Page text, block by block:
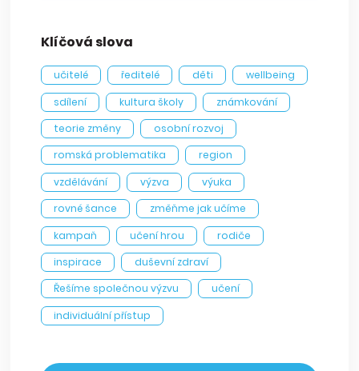
Klíčová slova
učitelé ředitelé děti
wellbeing
sdílení
kultura školy
známkování
teorie změny
osobní rozvoj
romská problematika
region
vzdělávání
výzva
výuka
rovné šance
změňme jak učíme
kampaň
učení hrou
rodiče
inspirace
duševní zdraví
Řešíme společnou výzvu
učení
individuální přístup